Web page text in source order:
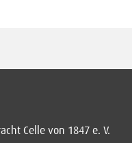
Celle von 1847 e. V.